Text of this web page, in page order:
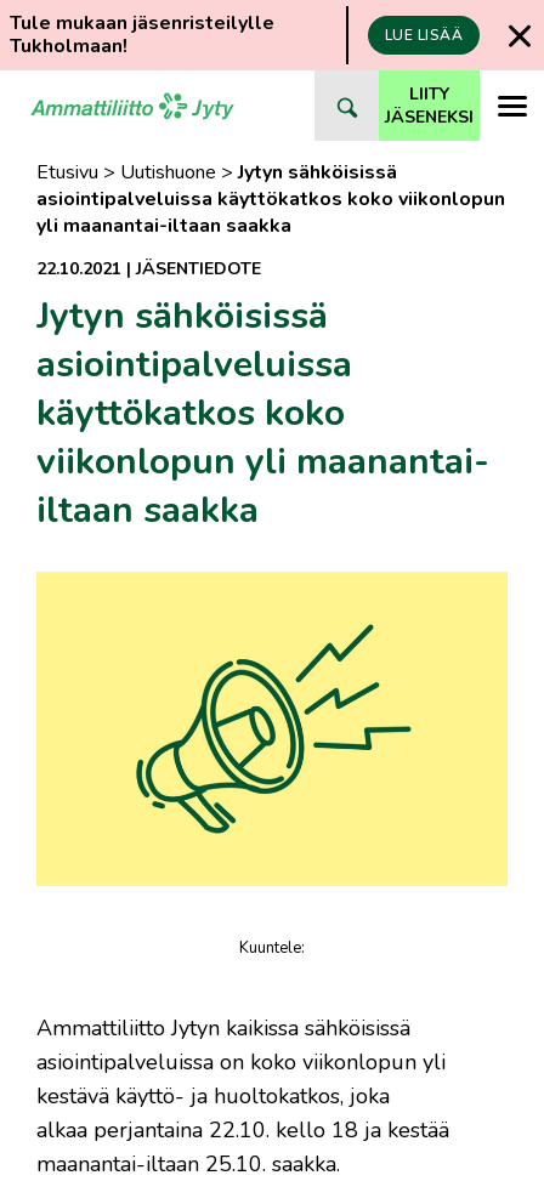
Tule mukaan jäsenristeilylle
Tukholmaan!
LUE LISÄÄ
suoraan
LIITY
JÄSENEKSI
Etusivu > Uutishuone >Jytyn sähköisissä
asiointipalveluissa käyttökatkos koko viikonlopun
yli maanantai-iltaan saakka
22.10.2021 |JÄSENTIEDOTE
Jytyn sähköisissä
asiointipalveluissa
käyttökatkos koko
viikonlopun yli maanantai-
iltaan saakka
Kuuntele:
​Ammattiliitto Jytyn kaikissa sähköisissä
asiointipalveluissa on koko viikonlopun yli
kestävä käyttö- ja huoltokatkos, joka
alkaa perjantaina 22.10. kello 18 ja kestää
maanantai-iltaan 25.10. saakka.